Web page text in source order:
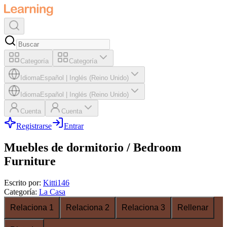
Categoría Categoría
IdiomaEspañol Inglés (Reino Unido)
IdiomaEspañol Inglés (Reino Unido)
Cuenta Cuenta
Registrarse Entrar
Muebles de dormitorio / Bedroom
Furniture
Escrito por: Kitti146
Categoría: La Casa
Relaciona 1
Relaciona 2 Relaciona 3 Rellenar